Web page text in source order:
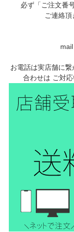
必ず「ご注文番
ご連絡頂
お電話は実店舗に
合わせは ご対